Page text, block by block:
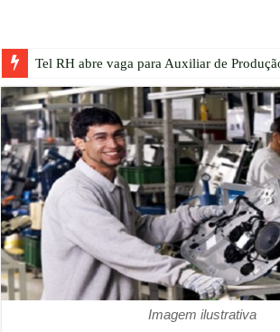
Tel RH abre vaga para Auxiliar de
Imagem ilustrativa